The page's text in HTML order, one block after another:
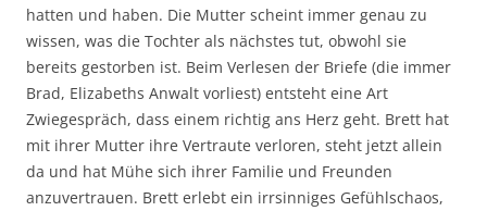
hatten und haben. Die Mutter scheint immer genau zu
wissen, was die Tochter als nächstes tut, obwohl sie
bereits gestorben ist. Beim Verlesen der Briefe (die immer
Brad, Elizabeths Anwalt vorliest) entsteht eine Art
Zwiegespräch, dass einem richtig ans Herz geht. Brett hat
mit ihrer Mutter ihre Vertraute verloren, steht jetzt allein
da und hat Mühe sich ihrer Familie und Freunden
anzuvertrauen. Brett erlebt ein irrsinniges Gefühlschaos,